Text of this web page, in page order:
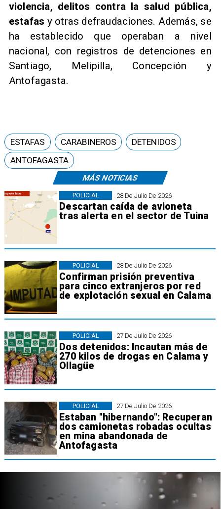
violencia, delitos contra la salud pública,
estafas y otras defraudaciones. Además, se
ha establecido que operaban a nivel
nacional, con registros de detenciones en
Santiago, Melipilla, Concepción y
Antofagasta.
MÁS NOTICIAS
28 De Julio De 2026
Descartan caída de avioneta
tras alerta en el sector de Tuina
POLICIAL
28 De Julio De 2026
Confirman prisión preventiva
para cinco extranjeros por red
de explotación sexual en Calama
POLICIAL
27 De Julio De 2026
Dos detenidos: Incautan más de
270 kilos de drogas en Calama y
Ollagüe
POLICIAL
27 De Julio De 2026
Estaban "hibernando": Recuperan
dos camionetas robadas ocultas
en mina abandonada de
Antofagasta
POLICIAL
ESTAFAS CARABINEROS
DETENIDOS
ANTOFAGASTA